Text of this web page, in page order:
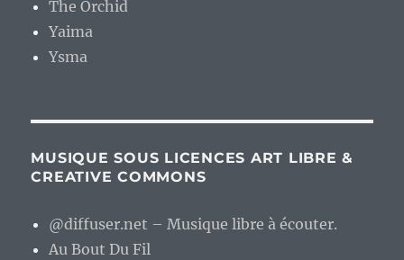
The Orchid
Yaima
Ysma
MUSIQUE SOUS LICENCES ART LIBRE &
CREATIVE COMMONS
@diffuser.net – Musique libre à écouter.
Au Bout Du Fil